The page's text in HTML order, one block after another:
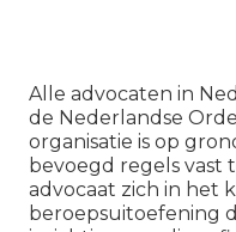
Alle advocaten in
de Nederlandse
organisatie is op
bevoegd regels vast
advocaat zich in het
beroepsuitoefening